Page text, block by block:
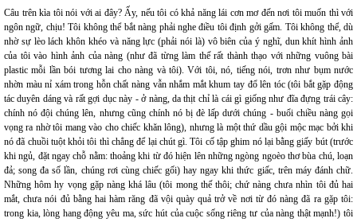
Câu trên kìa tôi nói với ai đây? Ấy, nếu tôi có khả năng lái cơn mơ đến nơi tôi muốn thì với
ngôn ngữ, chịu! Tôi không thể bắt nàng phải nghe điều tôi định gởi gấm. Tôi không thể, dù
nhờ sự lèo lách khôn khéo và năng lực (phải nói là) vô biên của ý nghĩ, dun khít hình ảnh
của tôi vào hình ảnh của nàng (như đã từng làm thế rất thành thạo với những vuông bài
plastic mỗi lần bói tương lai cho nàng và tôi). Với tôi, nó, tiếng nói, trơn như bụm nước
nhờn màu nỉ xám trong hỗn chất nàng vẫn nhắm mắt khum tay đổ lên tóc (tôi bắt gặp động
tác duyên dáng và rất gợi dục này - ở nàng, da thịt chỉ là cái gì giống như đĩa đựng trái cây:
chính nó đội chúng lên, nhưng cũng chính nó bị đè lấp dưới chúng - buổi chiều nàng gọi
vọng ra nhờ tôi mang vào cho chiếc khăn lông), nhưng là một thứ dầu gội mộc mạc bởi khi
nó đã chuồi tuột khỏi tôi thì chẳng để lại chút gì. Tôi cố tập ghim nó lại bằng giấy bút (trước
khi ngủ, đặt ngay chỗ nằm: thoảng khi từ đó hiện lên những ngòng ngoèo thơ bùa chú, loạn
đả; song đa số lần, chúng rơi cùng chiếc gối) hay ngay khi thức giấc, trên máy đánh chữ.
Những hôm hy vọng gặp nàng khá lâu (tôi mong thế thôi; chứ nàng chưa nhìn tôi đủ hai
mắt, chưa nói đủ bằng hai hàm răng đã vội quày quả trở về nơi từ đó nàng đã ra gặp tôi:
trong kia, lòng hang động yêu ma, sức hút của cuộc sống riêng tư của nàng thật mạnh!) tôi